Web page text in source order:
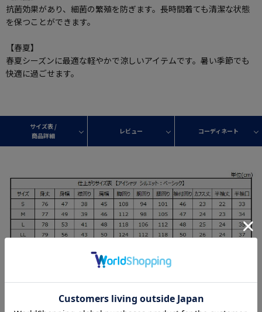
抗菌効果があり、細菌の繁殖を防ぎます。長時間着ても清潔な状態
を保つことができます。
【春夏】
春夏シーズンに最適な軽やかで涼しいアイテムです。暑い季節でも
快適に過ごせます。
サイズ表 /
商品詳細
レビュー コーディネート